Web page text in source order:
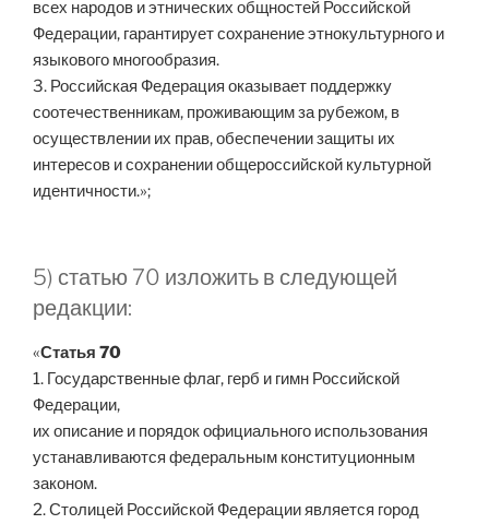
всех народов и этнических общностей Российской
Федерации, гарантирует сохранение этнокультурного и
языкового многообразия.
3. Российская Федерация оказывает поддержку
соотечественникам, проживающим за рубежом, в
осуществлении их прав, обеспечении защиты их
интересов и сохранении общероссийской культурной
идентичности.»;
5) статью 70 изложить в следующей
редакции:
«Статья 70
1. Государственные флаг, герб и гимн Российской
Федерации,
их описание и порядок официального использования
устанавливаются федеральным конституционным
законом.
2. Столицей Российской Федерации является город